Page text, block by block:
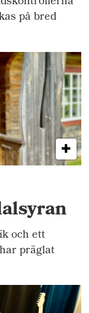
på bred
och ett
präglat